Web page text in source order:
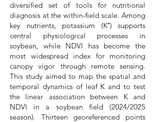
diversified set of tools for nutritional
diagnosis at the within-field scale. Among
key nutrients, potassium (K⁺) supports
central physiological processes in
soybean, while NDVI has become the
most widespread index for monitoring
canopy vigor through remote sensing.
This study aimed to map the spatial and
temporal dynamics of leaf K and to test
the linear association between K and
NDVI in a soybean field (2024/2025
season). Thirteen georeferenced points